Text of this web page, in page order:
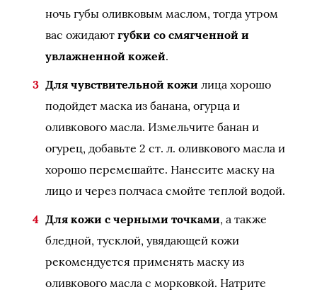
ночь губы оливковым маслом, тогда утром
вас ожидают губки со смягченной и
увлажненной кожей.
Для чувствительной кожи лица хорошо
подойдет маска из банана, огурца и
оливкового масла. Измельчите банан и
огурец, добавьте 2 ст. л. оливкового масла и
хорошо перемешайте. Нанесите маску на
лицо и через полчаса смойте теплой водой.
Для кожи с черными точками, а также
бледной, тусклой, увядающей кожи
рекомендуется применять маску из
оливкового масла с морковкой. Натрите